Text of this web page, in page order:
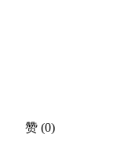
赞 (0)